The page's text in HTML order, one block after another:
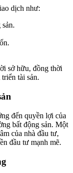
dịch như:
sở hữu, đồng thời
tài sản.
đến quyền lợi của
bất động sản. Một
của nhà đầu tư,
đầu tư mạnh mẽ.